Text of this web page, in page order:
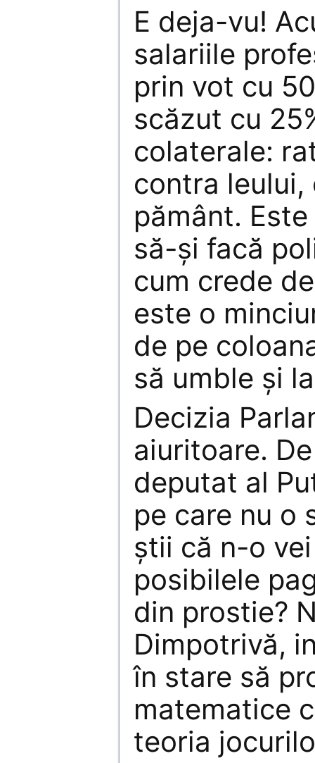
E deja-vu!
salariile
prin vot cu
scăzut cu
colaterale:
contra
pământ.
să-şi facă
cum crede
este o
de pe
să umble şi
Decizia
aiuritoare.
deputat al
pe care nu o
ştii că n-o
posibilele
din prostie?
Dimpotrivă,
în stare să
matematice
teoria